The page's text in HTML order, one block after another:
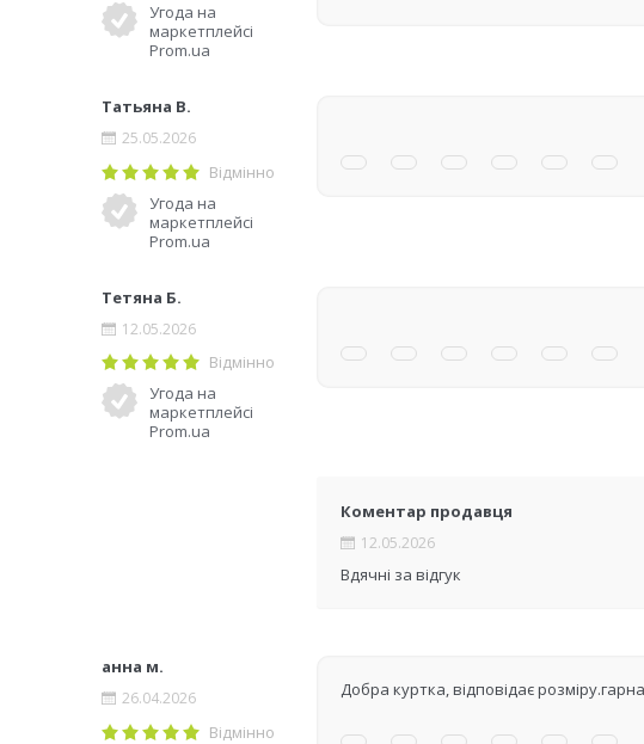
Угода на
маркетплейсі
Prom.ua
Татьяна В.
25.05.2026
Відмінно
Угода на
маркетплейсі
Prom.ua
Тетяна Б.
12.05.2026
Відмінно
Угода на
маркетплейсі
Prom.ua
Коментар продавця
12.05.2026
Вдячні за відгук
анна м.
26.04.2026
Відмінно
Добра куртка, відповідає розміру.гарна